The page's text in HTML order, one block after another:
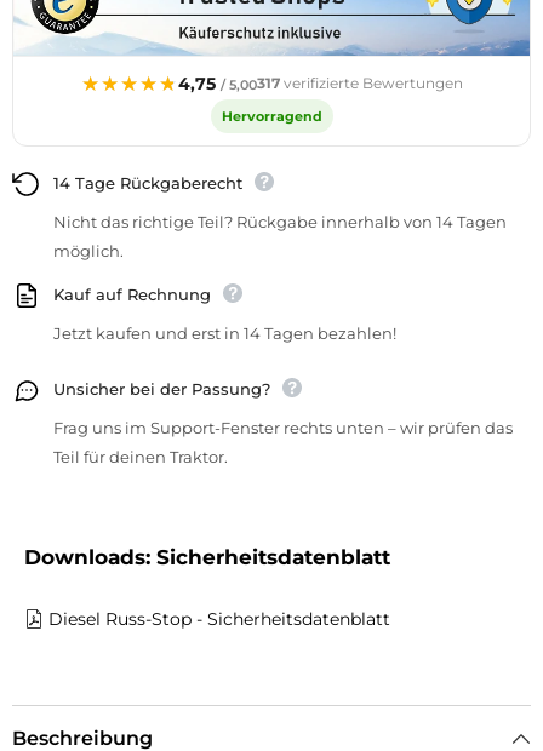
★★★★★
★★★★★4,75 / 5,00317verifizierte Bewertungen
Hervorragend
14 Tage Rückgaberecht
Nicht das richtige Teil? Rückgabe innerhalb von 14 Tagen
möglich.
Kauf auf Rechnung
Jetzt kaufen und erst in 14 Tagen bezahlen!
Unsicher bei der Passung?
Frag uns im Support-Fenster rechts unten – wir prüfen das
Teil für deinen Traktor.
Downloads: Sicherheitsdatenblatt
Diesel Russ-Stop - Sicherheitsdatenblatt
Beschreibung